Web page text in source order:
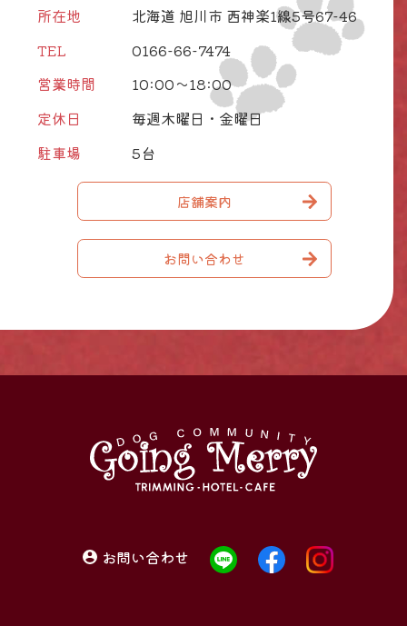
所在地
北海道 旭川市 西神楽1線5号67-46
TEL
0166-66-7474
営業時間
10:00～18:00
定休日
毎週木曜日・金曜日
駐車場
5台
店舗案内
お問い合わせ
お問い合わせ